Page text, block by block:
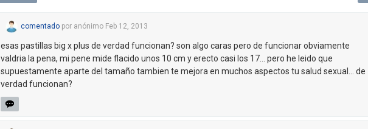
comentado por anónimo Feb 12, 2013
esas pastillas big x plus de verdad funcionan? son algo caras pero de funcionar obviamente
valdria la pena, mi pene mide flacido unos 10 cm y erecto casi los 17... pero he leido que
supuestamente aparte del tamaño tambien te mejora en muchos aspectos tu salud sexual... de
verdad funcionan?